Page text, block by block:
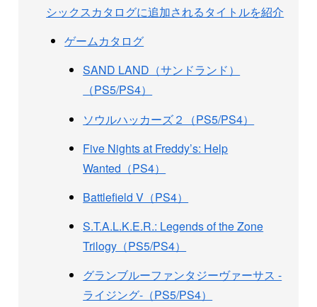
シックスカタログに追加されるタイトルを紹介
ゲームカタログ
SAND LAND（サンドランド）
（PS5/PS4）
ソウルハッカーズ２（PS5/PS4）
Five Nights at Freddy’s: Help
Wanted（PS4）
Battlefield V（PS4）
S.T.A.L.K.E.R.: Legends of the Zone
Trilogy（PS5/PS4）
グランブルーファンタジーヴァーサス -
ライジング-（PS5/PS4）